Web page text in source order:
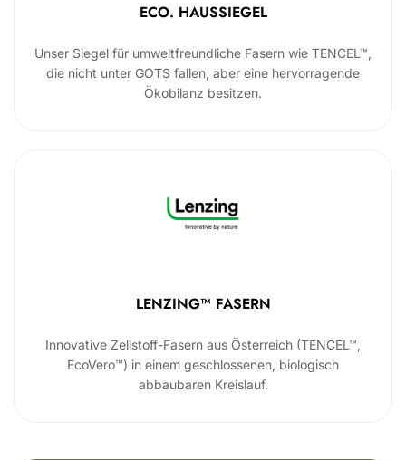
ECO. HAUSSIEGEL
Unser Siegel für umweltfreundliche Fasern wie TENCEL™,
die nicht unter GOTS fallen, aber eine hervorragende
Ökobilanz besitzen.
LENZING™ FASERN
Innovative Zellstoff-Fasern aus Österreich (TENCEL™,
EcoVero™) in einem geschlossenen, biologisch
abbaubaren Kreislauf.